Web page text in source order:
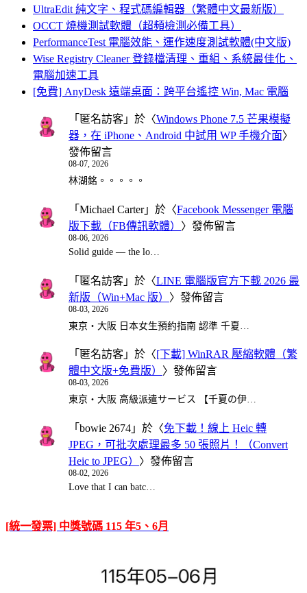
UltraEdit 純文字、程式碼編輯器（繁體中文最新版）
OCCT 燒機測試軟體（超頻檢測必備工具）
PerformanceTest 電腦效能、運作速度測試軟體(中文版)
Wise Registry Cleaner 登錄檔清理、重組、系統最佳化、
電腦加速工具
[免費] AnyDesk 遠端桌面：跨平台遙控 Win, Mac 電腦
「 匿名訪客 」於〈Windows Phone 7.5 芒果模擬
器，在 iPhone、Android 中試用 WP 手機介面〉
發佈留言
08-07, 2026
林湖銘。。。。。
「 Michael Carter」於〈Facebook Messenger 電腦
版下載（FB傳訊軟體） 〉發佈留言
08-06, 2026
Solid guide — the lo…
「 匿名訪客 」於〈LINE 電腦版官方下載 2026 最
新版（Win+Mac 版） 〉發佈留言
08-03, 2026
東京・大阪 日本女生預約指南 認準 千夏…
「 匿名訪客 」於〈[下載] WinRAR 壓縮軟體（繁
體中文版+免費版） 〉發佈留言
08-03, 2026
東京・大阪 高級派遣サービス 【千夏の伊…
「 bowie 2674 」於〈免下載！線上 Heic 轉
JPEG，可批次處理最多 50 張照片！（Convert
Heic to JPEG） 〉發佈留言
08-02, 2026
Love that I can batc…
[統一發票] 中獎號碼 115 年5、6月